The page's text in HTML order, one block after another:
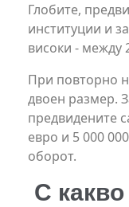
Глобите,
институции и
високи - между
При повторно
двоен размер.
предвидените
евро и 5 000
оборот.
С